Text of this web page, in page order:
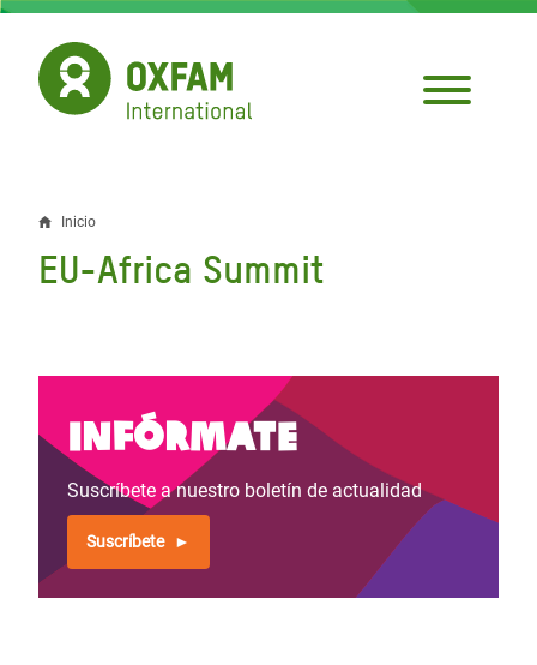
Pasar
contenido
principal
Sobrescribir
enlaces
ayuda
la
navegación
Inicio
EU-Africa Summit
Infórmate
Suscríbete a nuestro boletín de actualidad
Suscríbete